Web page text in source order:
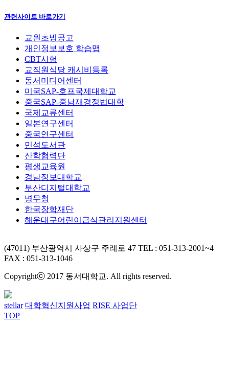
관련사이트 바로가기
교원초빙공고
개인정보보호 학습맵
CBT시험
교직원식당 캐시비등록
동서미디어센터
미국SAP-호프국제대학교
중국SAP-중남재경정법대학
국제교류센터
일본연구센터
중국연구센터
민석도서관
산학협력단
평생교육원
경남정보대학교
부산디지털대학교
병무청
한국장학재단
해운대구어린이급식관리지원센터
(47011) 부산광역시 사상구 주례로 47 TEL : 051-313-2001~4
FAX : 051-313-1046
Copyrightⓒ 2017 동서대학교. All rights reserved.
stellar 대학혁신지원사업 RISE 사업단
TOP